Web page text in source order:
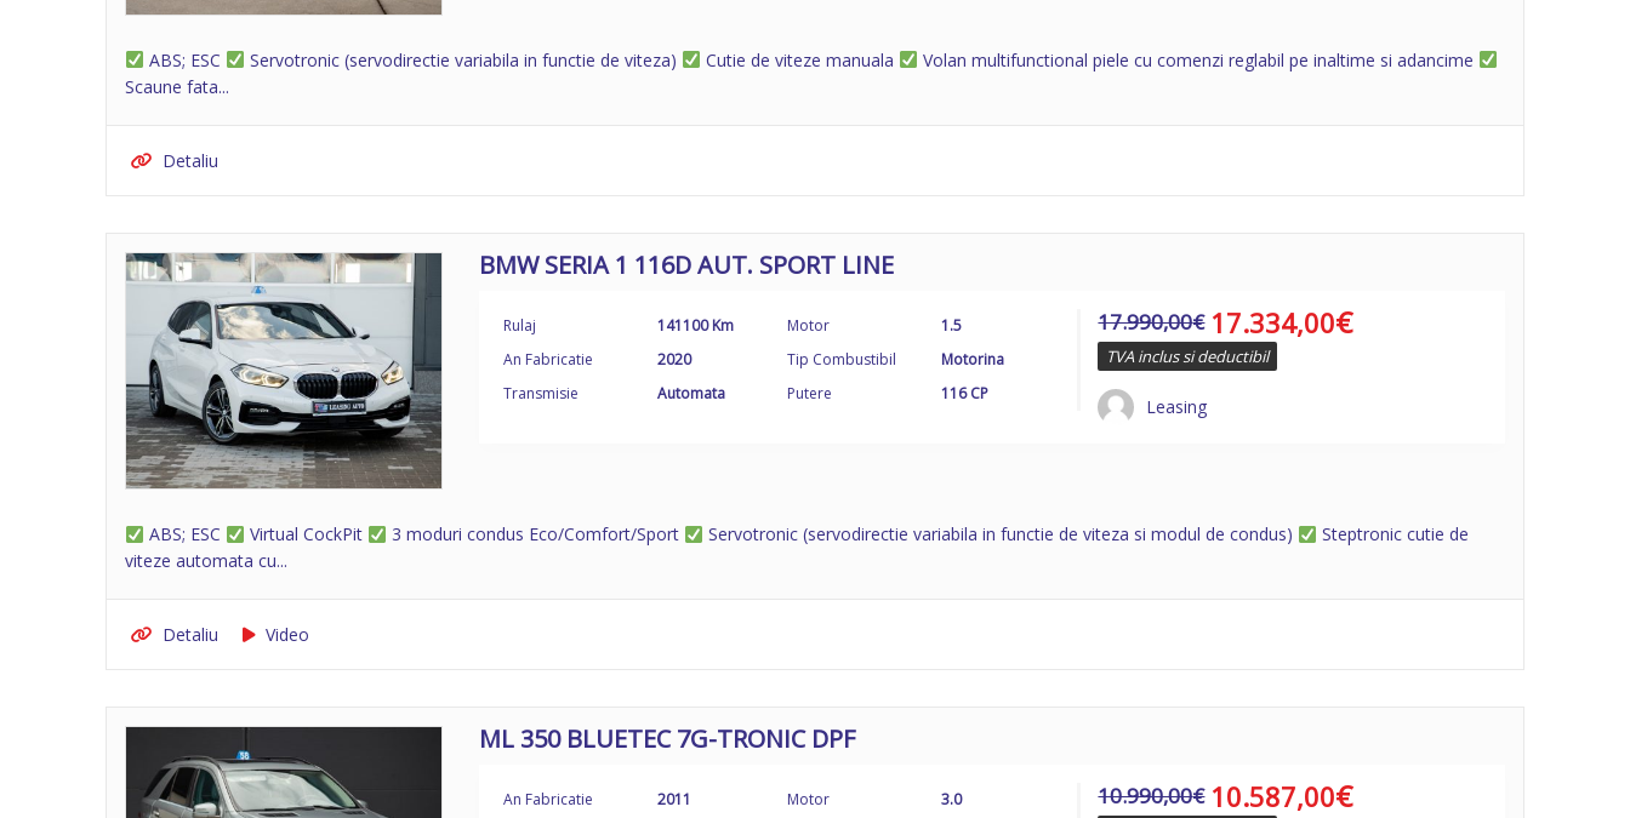
ABS; ESC Servotronic (servodirectie variabila in functie de viteza) Cutie de viteze manuala
Volan multifunctional piele cu comenzi reglabil pe inaltime si adancime
Scaune fata...
Detaliu
BMW SERIA 1 116D AUT. SPORT LINE
Rulaj
141100 Km
An Fabricatie
2020
Transmisie
Automata
Motor
1.5
Tip Combustibil
Motorina
Putere
116 CP
17.990,00€ 17.334,00€
TVA inclus si deductibil
Leasing
ABS; ESC Virtual CockPit 3 moduri condus Eco/Comfort/Sport Servotronic (servodirectie variabila in functie de viteza si modul de condus)
Steptronic cutie de
viteze automata cu...
Detaliu Video
ML 350 BLUETEC 7G-TRONIC DPF
An Fabricatie
2011
Motor
3.0
10.990,00€ 10.587,00€